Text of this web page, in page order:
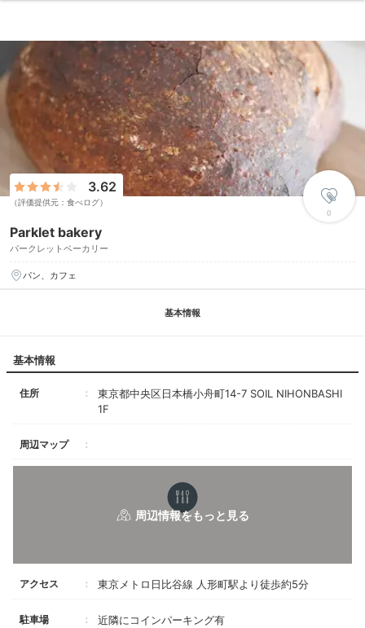
Parklet bakery
パークレットベーカリー
3.62
（評価提供元：食べログ）
0
パン、カフェ
基本情報
基本情報
住所
東京都中央区日本橋小舟町14-7 SOIL NIHONBASHI
1F
周辺マップ
アクセス 東京メトロ日比谷線 人形町駅より徒歩約5分
駐車場 近隣にコインパーキング有